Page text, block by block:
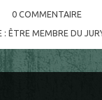
0 COMMENTAIRE
: ÊTRE MEMBRE DU